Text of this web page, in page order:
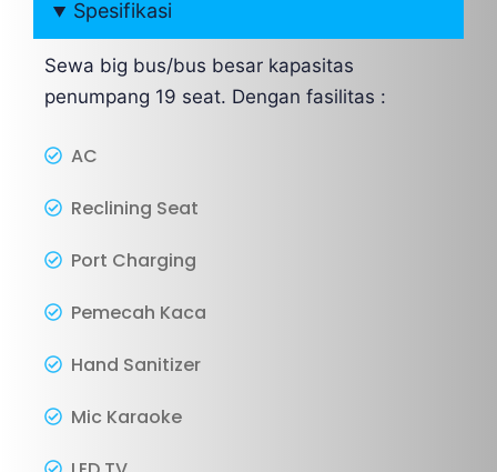
Spesifikasi
Sewa big bus/bus besar kapasitas
penumpang 19 seat. Dengan fasilitas :
AC
Reclining Seat
Port Charging
Pemecah Kaca
Hand Sanitizer
Mic Karaoke